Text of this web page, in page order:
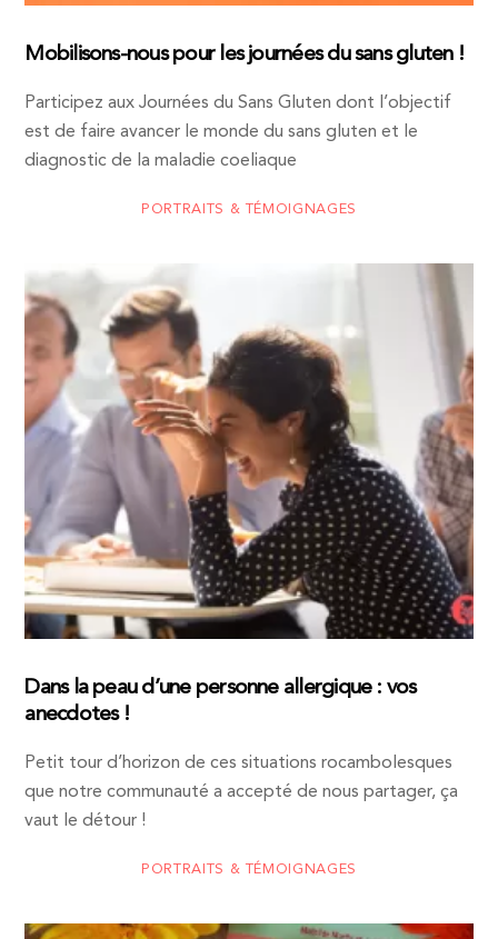
Mobilisons-nous pour les journées du sans gluten !
Participez aux Journées du Sans Gluten dont l’objectif
est de faire avancer le monde du sans gluten et le
diagnostic de la maladie coeliaque
PORTRAITS & TÉMOIGNAGES
Dans la peau d’une personne allergique : vos
anecdotes !
Petit tour d’horizon de ces situations rocambolesques
que notre communauté a accepté de nous partager, ça
vaut le détour !
PORTRAITS & TÉMOIGNAGES